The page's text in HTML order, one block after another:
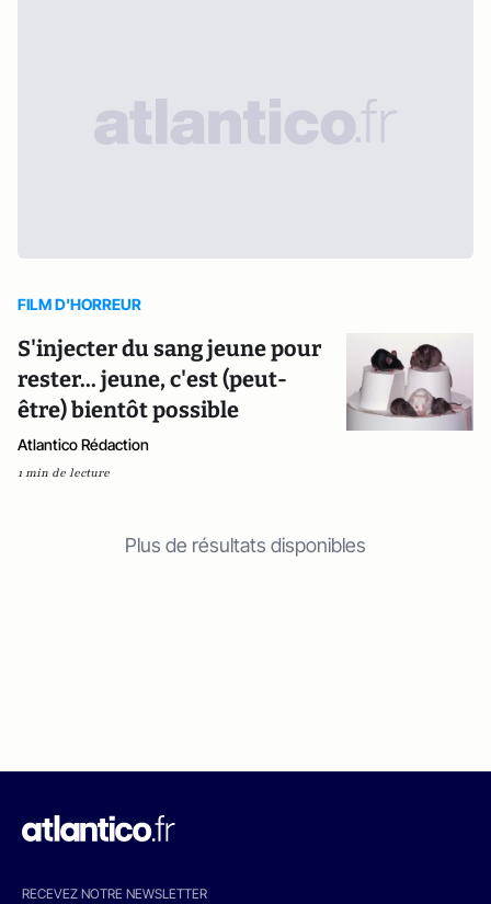
FILM D'HORREUR
S'injecter du sang jeune pour
rester... jeune, c'est (peut-
être) bientôt possible
Atlantico Rédaction
1 min de lecture
Plus de résultats disponibles
RECEVEZ NOTRE NEWSLETTER